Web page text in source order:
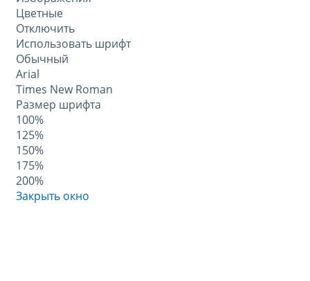
Цветные
Отключить
Использовать шрифт
Обычный
Arial
Times New Roman
Размер шрифта
100%
125%
150%
175%
200%
Закрыть окно